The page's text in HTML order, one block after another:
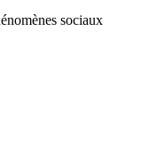
sociaux